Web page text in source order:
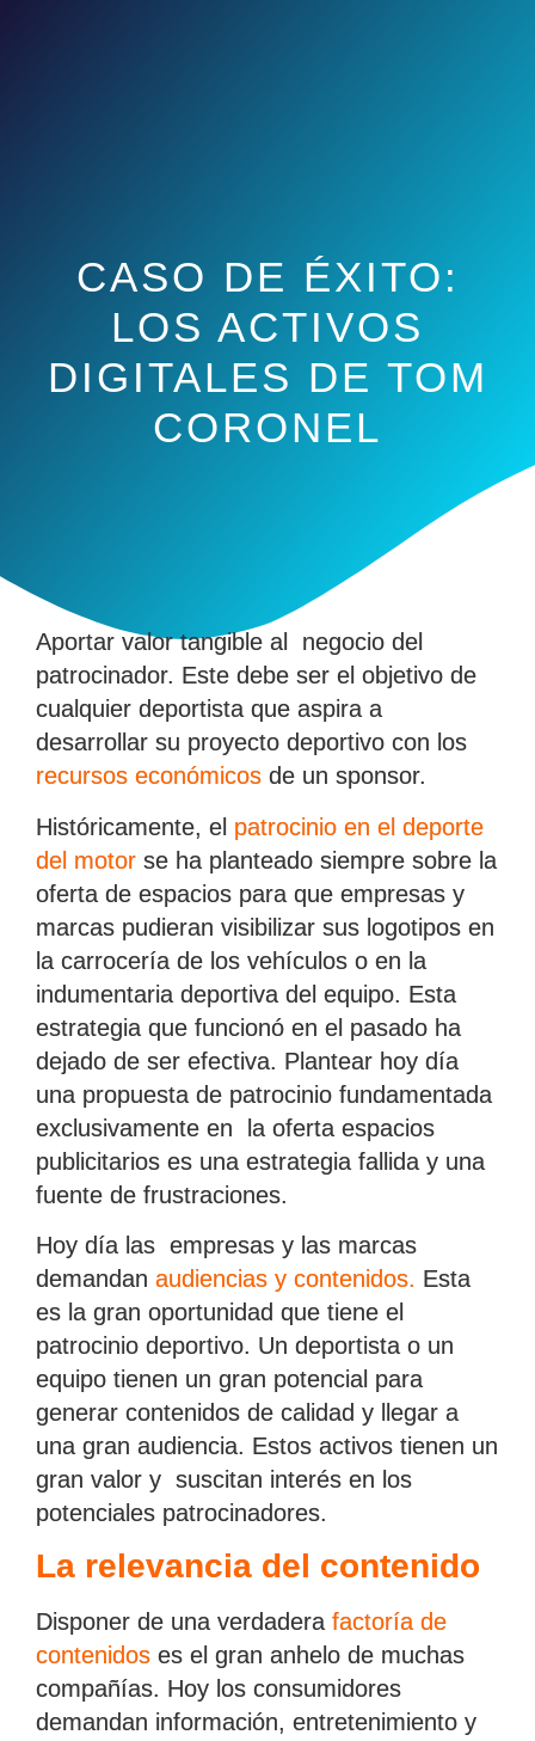
CASO DE ÉXITO:
LOS ACTIVOS
DIGITALES DE TOM
CORONEL
Aportar valor tangible al negocio del
patrocinador. Este debe ser el objetivo de
cualquier deportista que aspira a
desarrollar su proyecto deportivo con los
recursos económicos de un sponsor.
Históricamente, el patrocinio en el deporte
del motor se ha planteado siempre sobre la
oferta de espacios para que empresas y
marcas pudieran visibilizar sus logotipos en
la carrocería de los vehículos o en la
indumentaria deportiva del equipo. Esta
estrategia que funcionó en el pasado ha
dejado de ser efectiva. Plantear hoy día
una propuesta de patrocinio fundamentada
exclusivamente en la oferta espacios
publicitarios es una estrategia fallida y una
fuente de frustraciones.
Hoy día las empresas y las marcas
demandan audiencias y contenidos. Esta
es la gran oportunidad que tiene el
patrocinio deportivo. Un deportista o un
equipo tienen un gran potencial para
generar contenidos de calidad y llegar a
una gran audiencia. Estos activos tienen un
gran valor y suscitan interés en los
potenciales patrocinadores.
La relevancia del contenido
Disponer de una verdadera factoría de
contenidos es el gran anhelo de muchas
compañías. Hoy los consumidores
demandan información, entretenimiento y